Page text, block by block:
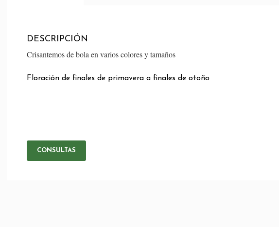
DESCRIPCIÓN
Crisantemos de bola en varios colores y tamaños
Floración de finales de primavera a finales de otoño
CONSULTAS